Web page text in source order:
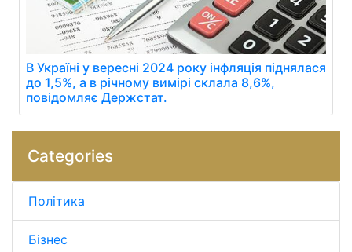
В Україні у вересні 2024 року інфляція піднялася
до 1,5%, а в річному вимірі склала 8,6%,
повідомляє Держстат.
Categories
Політика
Бізнес